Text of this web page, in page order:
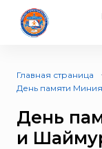
Главная страница
День памяти
День
и